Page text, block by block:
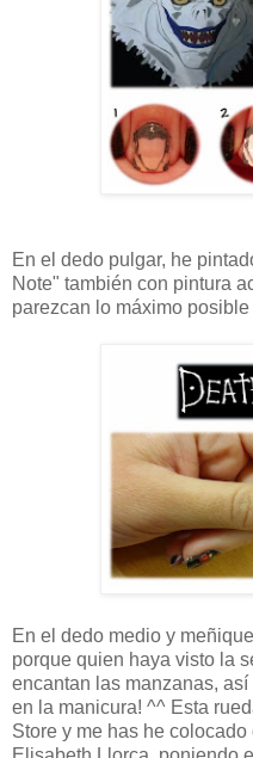
En el dedo pulgar, he
Note" también con pintura
parezcan lo máximo
En el dedo medio y
porque quien haya visto la
encantan las manzanas,
en la manicura! ^^ Esta
Store y me has he